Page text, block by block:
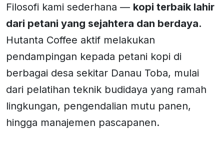
Filosofi kami sederhana — kopi terbaik lahir
dari petani yang sejahtera dan berdaya.
Hutanta Coffee aktif melakukan
pendampingan kepada petani kopi di
berbagai desa sekitar Danau Toba, mulai
dari pelatihan teknik budidaya yang ramah
lingkungan, pengendalian mutu panen,
hingga manajemen pascapanen.